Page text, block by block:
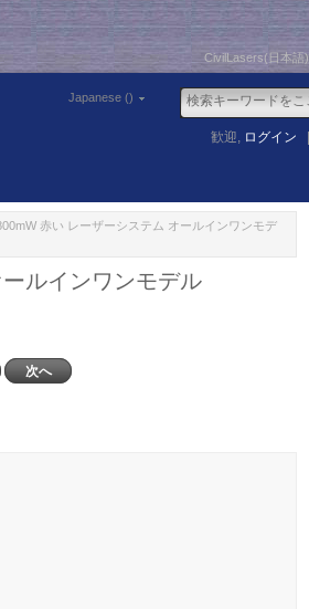
CivilLasers(日本語)
Japanese ()
歓迎, ログイン
赤い レーザーシステム オールインワンモデ
ルインワンモデル
次へ